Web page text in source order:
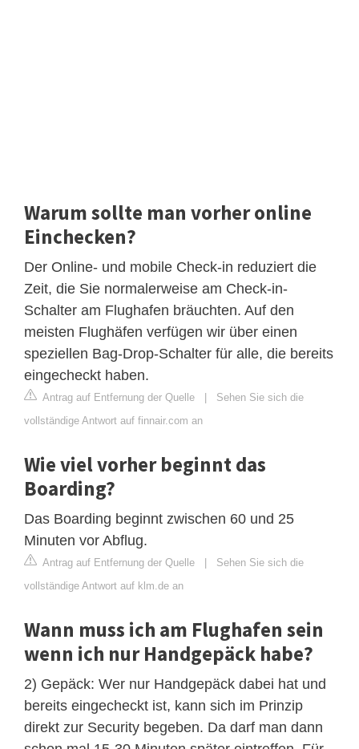
Warum sollte man vorher online
Einchecken?
Der Online- und mobile Check-in reduziert die
Zeit, die Sie normalerweise am Check-in-
Schalter am Flughafen bräuchten. Auf den
meisten Flughäfen verfügen wir über einen
speziellen Bag-Drop-Schalter für alle, die bereits
eingecheckt haben.
Antrag auf Entfernung der Quelle | Sehen Sie sich die
vollständige Antwort auf finnair.com an
Wie viel vorher beginnt das
Boarding?
Das Boarding beginnt zwischen 60 und 25
Minuten vor Abflug.
Antrag auf Entfernung der Quelle | Sehen Sie sich die
vollständige Antwort auf klm.de an
Wann muss ich am Flughafen sein
wenn ich nur Handgepäck habe?
2) Gepäck: Wer nur Handgepäck dabei hat und
bereits eingecheckt ist, kann sich im Prinzip
direkt zur Security begeben. Da darf man dann